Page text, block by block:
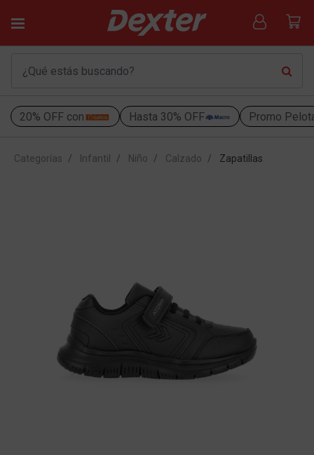
20% OFF con Hasta 30% OFF Promo
Categorías Infantil Niño Calzado Zapatillas